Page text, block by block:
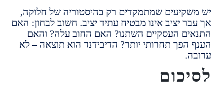
שמתמקדים רק בהיסטוריה של חלוקה,
יציב אינו מבטיח עתיד יציב.חשוב לבחון:האם
העסקיים השתנו?האם החוב עלה? והאם
תחרותי יותר?הדיבידנד הוא תוצאה – לא